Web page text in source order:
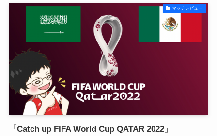
マッチレビュー
「Catch up FIFA World Cup QATAR 2022」